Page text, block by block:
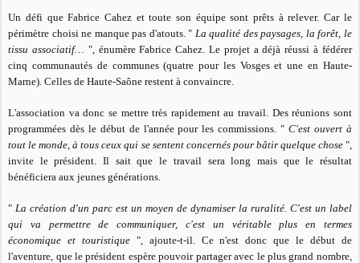
Un défi que Fabrice Cahez et toute son équipe sont prêts à relever. Car le
périmètre choisi ne manque pas d'atouts. " La qualité des paysages, la forêt, le
tissu associatif…
", énumère Fabrice Cahez. Le projet a déjà réussi à fédérer
cinq communautés de communes (quatre pour les Vosges et une en Haute-
Marne). Celles de Haute-Saône restent à convaincre.
L'association va donc se mettre très rapidement au travail. Des réunions sont
programmées dès le début de l'année pour les commissions. "C'est ouvert à
tout le monde, à tous ceux qui se sentent concernés pour bâtir quelque chose",
invite le président. Il sait que le travail sera long mais que le résultat
bénéficiera aux jeunes générations.
" La création d'un parc est un moyen de dynamiser la ruralité. C'est un label
qui va permettre de communiquer, c'est un véritable plus en termes
économique et touristique", ajoute-t-il. Ce n'est donc que le début de
l'aventure, que le président espère pouvoir partager avec le plus grand nombre,